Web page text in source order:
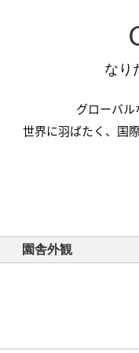
なり
グローバル
世界に羽ばたく、国
園舎外観